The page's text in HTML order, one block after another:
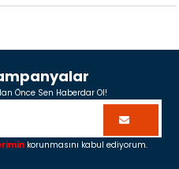
Önce Sen Haberdar Ol!
korunmasını kabul ediyorum.